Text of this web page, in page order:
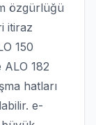
özgürlüğü
itiraz
150
ALO 182
hatları
e-